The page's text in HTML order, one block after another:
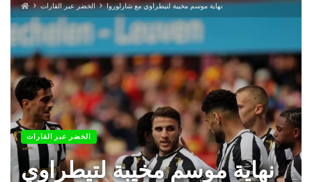
الخضر عبر القارات نهاية موسم مخيبة لتيطراوي مع شارلوروا
الخضر عبر القارات
نهاية موسم مخيبة لتيطراوي